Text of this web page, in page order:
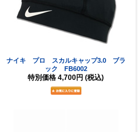
ナイキ プロ スカルキャップ3.0 ブラ
ック FB6002
特別価格 4,700円 (税込)